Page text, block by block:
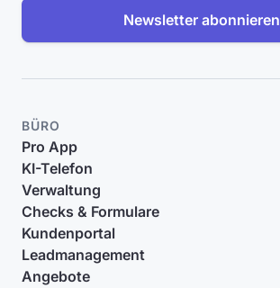
Newsletter abonnieren
BÜRO
Pro App
KI-Telefon
Verwaltung
Checks & Formulare
Kundenportal
Leadmanagement
Angebote